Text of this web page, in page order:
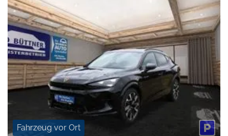
Fahrzeug vor Ort